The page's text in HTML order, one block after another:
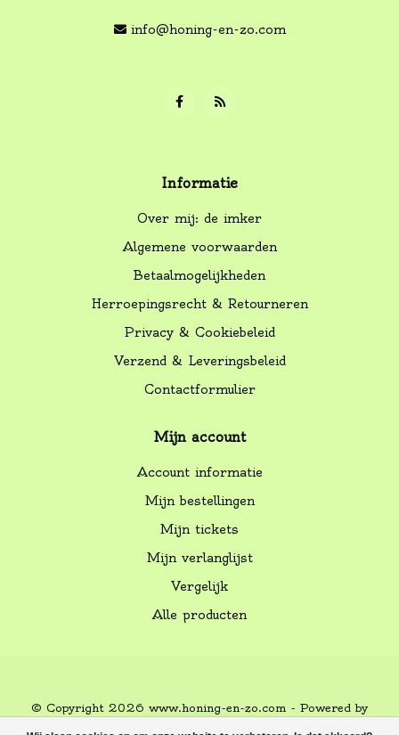
info@honing-en-zo.com
Informatie
Over mij: de imker
Algemene voorwaarden
Betaalmogelijkheden
Herroepingsrecht & Retourneren
Privacy & Cookiebeleid
Verzend & Leveringsbeleid
Contactformulier
Mijn account
Account informatie
Mijn bestellingen
Mijn tickets
Mijn verlanglijst
Vergelijk
Alle producten
© Copyright 2026 www.honing-en-zo.com - Powered by
Lightspeed-Lightspeed designbyDyvelopment